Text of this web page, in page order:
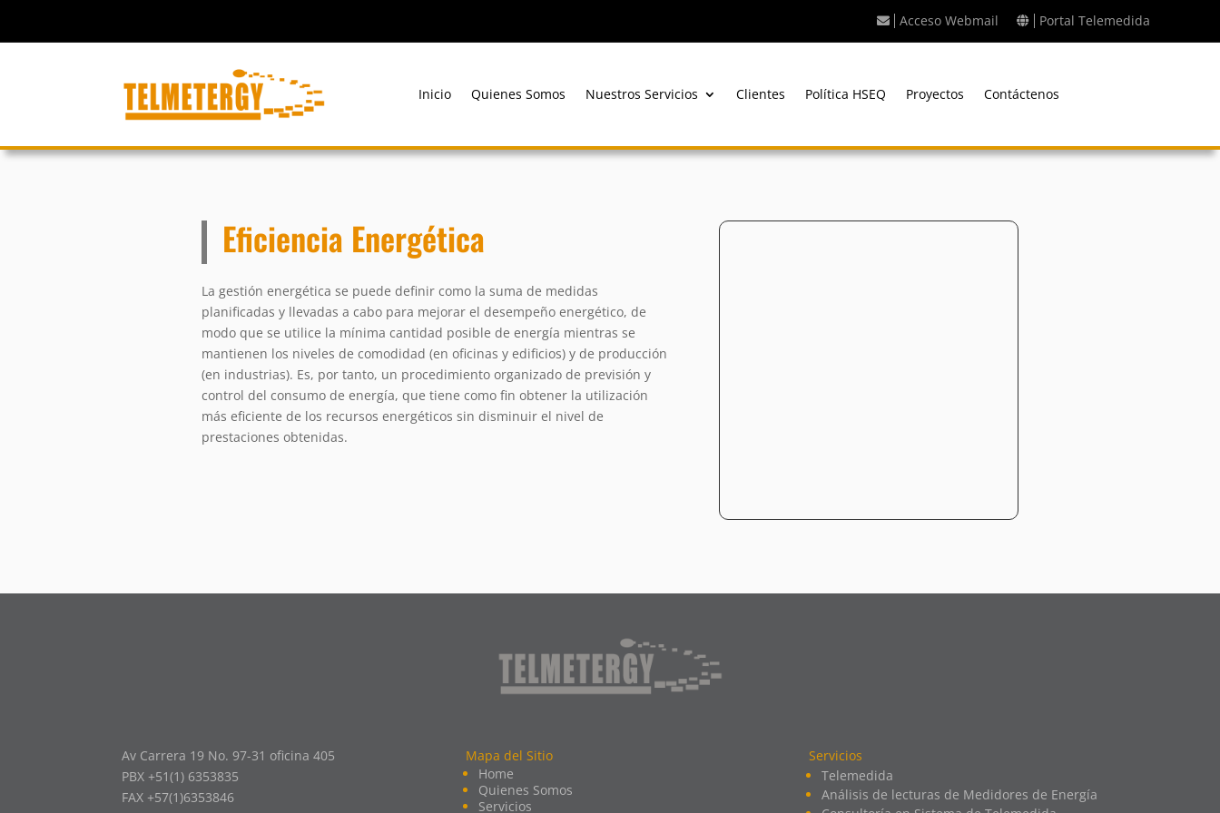
Acceso Webmail Portal Telemedida
Inicio Quienes Somos Nuestros Servicios Clientes Política HSEQ Proyectos Contáctenos
Eficiencia Energética
La gestión energética se puede definir como la suma de medidas
planificadas y llevadas a cabo para mejorar el desempeño energético, de
modo que se utilice la mínima cantidad posible de energía mientras se
mantienen los niveles de comodidad (en oficinas y edificios) y de producción
(en industrias). Es, por tanto, un procedimiento organizado de previsión y
control del consumo de energía, que tiene como fin obtener la utilización
más eficiente de los recursos energéticos sin disminuir el nivel de
prestaciones obtenidas.
Av Carrera 19 No. 97-31 oficina 405
PBX +51(1) 6353835
FAX +57(1)6353846
Mapa del Sitio
Home
Quienes Somos
Servicios
Servicios
Telemedida
Análisis de lecturas de Medidores de Energía